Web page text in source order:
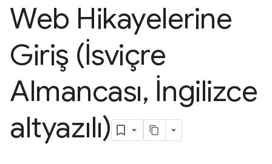
Web Hikayelerine
Giriş (İsviçre
Almancası, İngilizce
altyazılı)